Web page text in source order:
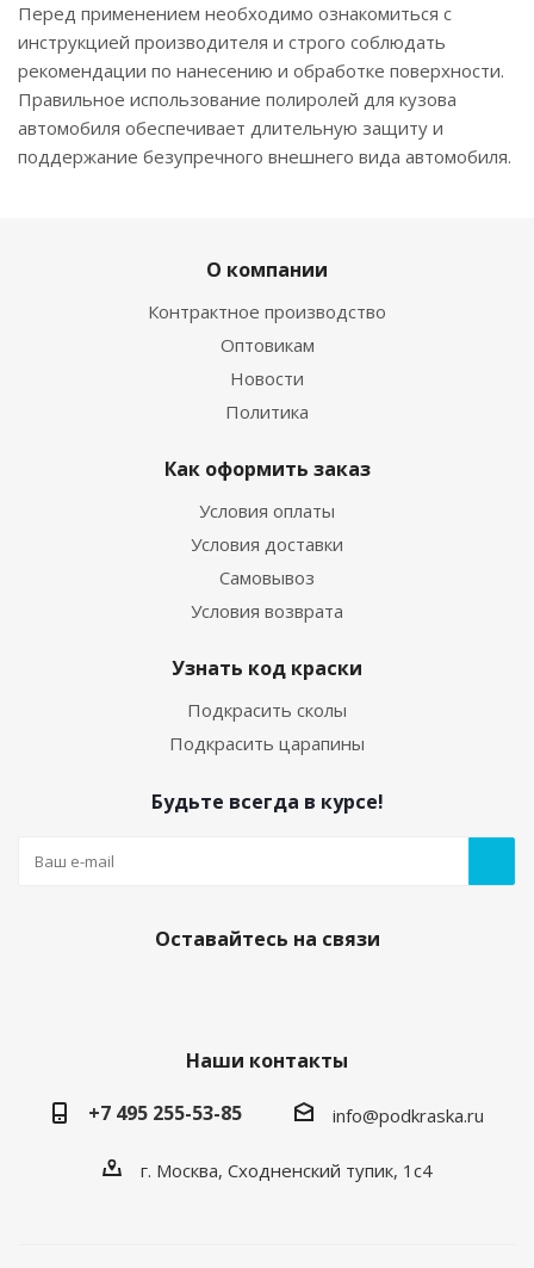
Перед применением необходимо ознакомиться с
инструкцией производителя и строго соблюдать
рекомендации по нанесению и обработке поверхности.
Правильное использование полиролей для кузова
автомобиля обеспечивает длительную защиту и
поддержание безупречного внешнего вида автомобиля.
О компании
Контрактное производство
Оптовикам
Новости
Политика
Как оформить заказ
Условия оплаты
Условия доставки
Самовывоз
Условия возврата
Узнать код краски
Подкрасить сколы
Подкрасить царапины
Будьте всегда в курсе!
Оставайтесь на связи
Наши контакты
+7 495 255-53-85
info@podkraska.ru
г. Москва, Сходненский тупик, 1с4